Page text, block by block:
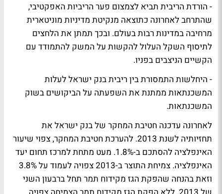
- הורדת הריבית תביא לצמצום פער הריביות האפקטיבי,
שהתרחב לאחרונה כתוצאה מנקיטת מדיניות מוניטארית
מרחיבה במדינות רבות בעולם. ובכך תמתן את הלחצים
לתיסוף השקל העלול להקשות על המשק להתמודד עם
הקשיים הניצבים בפניו.
- היחלשות התמסורת בין ריבית בנק ישראל לעלות
המשכנתאות ממתנת את השפעתה על הביקושים בשוק
המשכנתאות.
לאחרונה עדכנה חטיבת המחקר של בנק ישראל את
תחזיותיה לשנת 2013. להערכת חטיבת המחקר, צפוי שיעור
האינפלציה להסתכם ב-1.8%. מעט מתחת למרכז תחום יעד
האינפלציה. צמיחת התוצר ב-2013 צפויה לעמוד על 3.8%
וזאת בהנחה שהפקת הגז מקידוח תמר תחל ברבעון השני